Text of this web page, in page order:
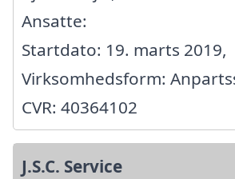
Ansatte:
Startdato: 19. marts 2019,
Virksomhedsform:
CVR: 40364102
J.S.C. Service